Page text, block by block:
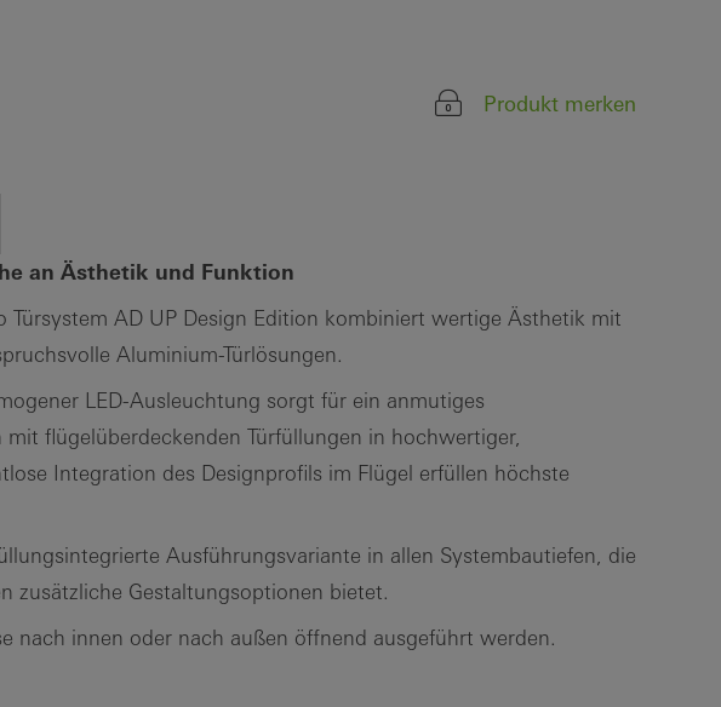
Produkt merken
an Ästhetik und Funktion
Türsystem AD UP Design Edition kombiniert wertige Ästhetik mit
Aluminium-Türlösungen.
LED-Ausleuchtung sorgt für ein anmutiges
flügelüberdeckenden Türfüllungen in hochwertiger,
Integration des Designprofils im Flügel erfüllen höchste
Ausführungsvariante in allen Systembautiefen, die
zusätzliche Gestaltungsoptionen bietet.
nach innen oder nach außen öffnend ausgeführt werden.